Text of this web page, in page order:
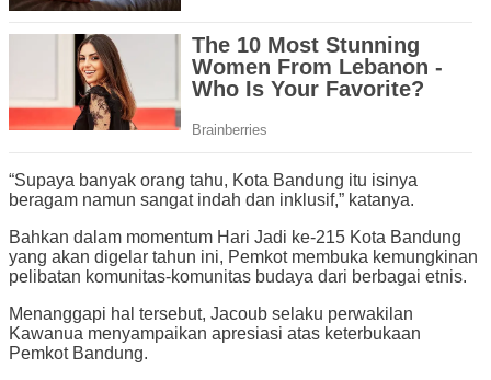
“Supaya banyak orang tahu, Kota Bandung itu isinya
beragam namun sangat indah dan inklusif,” katanya.
Bahkan dalam momentum Hari Jadi ke-215 Kota Bandung
yang akan digelar tahun ini, Pemkot membuka kemungkinan
pelibatan komunitas-komunitas budaya dari berbagai etnis.
Menanggapi hal tersebut, Jacoub selaku perwakilan
Kawanua menyampaikan apresiasi atas keterbukaan
Pemkot Bandung.